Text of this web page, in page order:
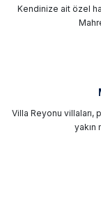
Kendinize ait özel
Villa Reyonu
yakın